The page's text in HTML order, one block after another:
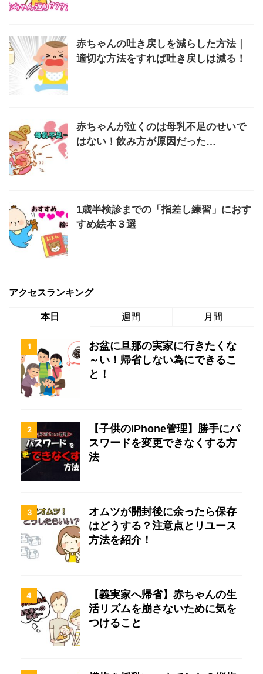
赤ちゃんの吐き戻しを減らした方法｜
適切な方法をすれば吐き戻しは減る！
赤ちゃんが泣くのは母乳不足のせいで
はない！飲み方が原因だった…
1歳半検診までの「指差し練習」におす
すめ絵本３選
アクセスランキング
本日 週間 月間
お盆に旦那の実家に行きたくな
～い！帰省しない為にできるこ
と！
【子供のiPhone管理】勝手にパ
スワードを変更できなくする方
法
オムツが開封後に余ったら保存
はどうする？注意点とリユース
方法を紹介！
【義実家へ帰省】赤ちゃんの生
活リズムを崩さないために気を
つけること